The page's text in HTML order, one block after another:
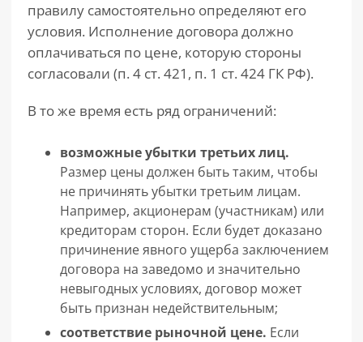
правилу самостоятельно определяют его
условия. Исполнение договора должно
оплачиваться по цене, которую стороны
согласовали (п. 4 ст. 421, п. 1 ст. 424 ГК РФ).
В то же время есть ряд ограничений:
возможные убытки третьих лиц.
Размер цены должен быть таким, чтобы
не причинять убытки третьим лицам.
Например, акционерам (участникам) или
кредиторам сторон. Если будет доказано
причинение явного ущерба заключением
договора на заведомо и значительно
невыгодных условиях, договор может
быть признан недействительным;
соответствие рыночной цене. Если